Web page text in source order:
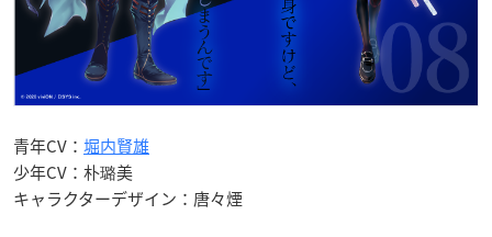
青年CV： 堀内賢雄
少年CV：朴璐美
キャラクターデザイン：唐々煙